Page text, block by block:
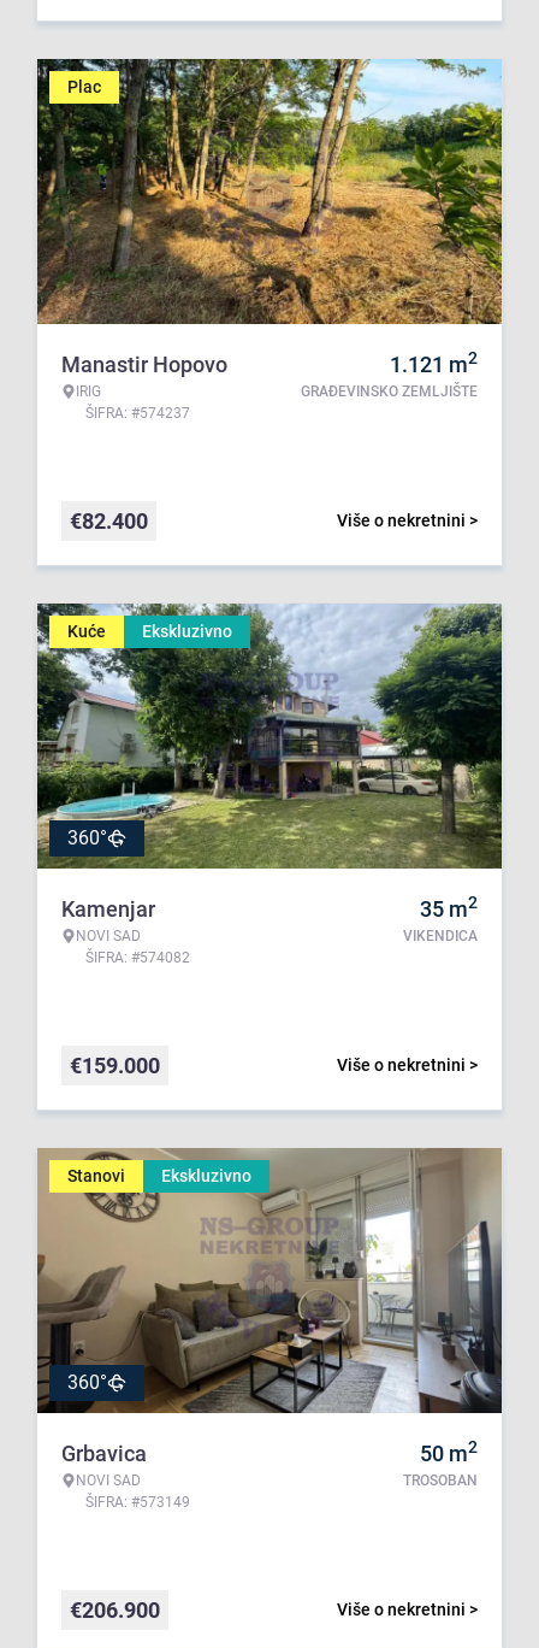
Plac
Manastir Hopovo
IRIG
ŠIFRA: #574237
1.121 m2
GRAĐEVINSKO ZEMLJIŠTE
Više o nekretnini >
€82.400
Kuće Ekskluzivno
360°
Kamenjar
NOVI SAD
ŠIFRA: #574082
35 m2
VIKENDICA
Više o nekretnini >
€159.000
Stanovi Ekskluzivno
360°
Grbavica
NOVI SAD
ŠIFRA: #573149
50 m2
TROSOBAN
Više o nekretnini >
€206.900